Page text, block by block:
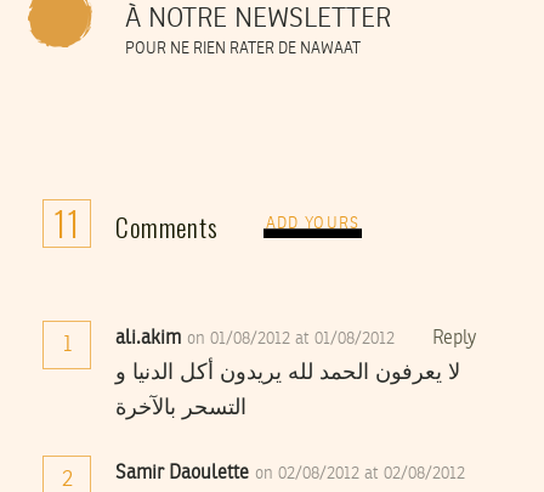
À NOTRE NEWSLETTER
POUR NE RIEN RATER DE NAWAAT
11 Comments ADD YOURS
1 ali.akim on 01/08/2012 at 01/08/2012 Reply
لا يعرفون الحمد لله يريدون أكل الدنيا و
التسحر بالآخرة
2 Samir Daoulette on 02/08/2012 at 02/08/2012